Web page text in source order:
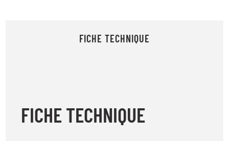
FICHE TECHNIQUE
FICHE TECHNIQUE